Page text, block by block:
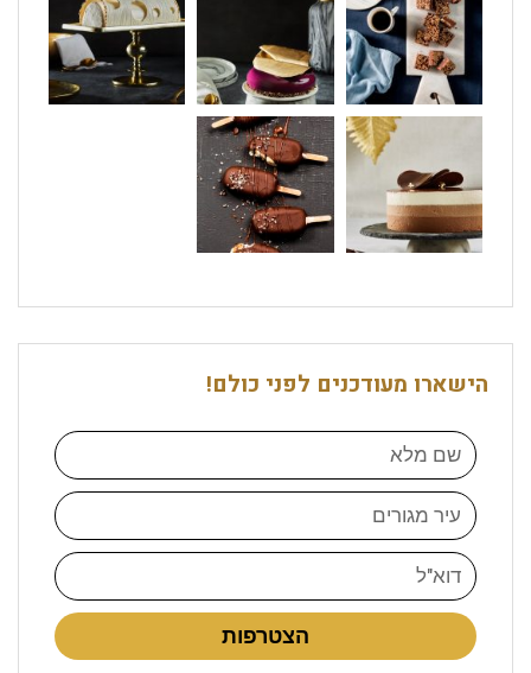
הישארו מעודכנים לפני כולם!
הצטרפות